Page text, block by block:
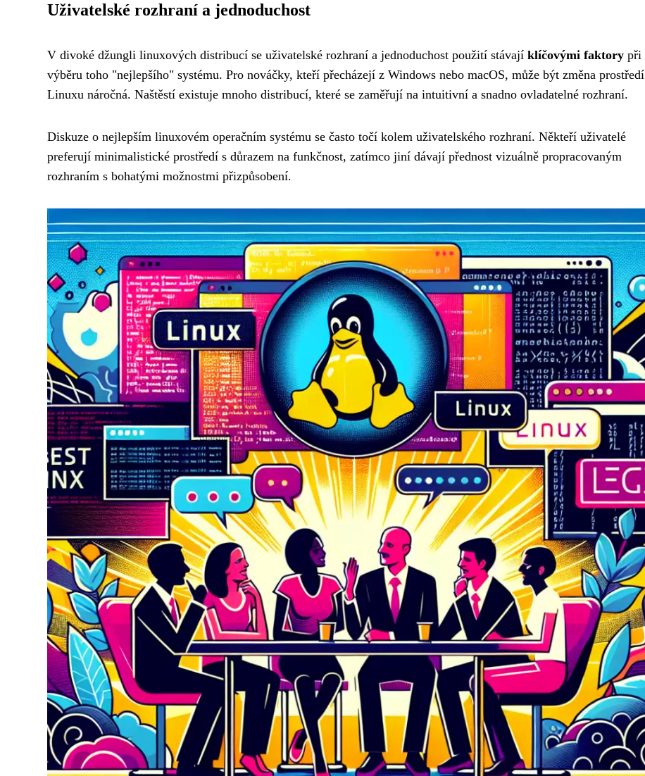
Uživatelské rozhraní a jednoduchost
V divoké džungli linuxových distribucí se uživatelské rozhraní a jednoduchost použití stávají klíčovými faktory při
výběru toho "nejlepšího" systému. Pro nováčky, kteří přecházejí z Windows nebo macOS, může být změna prostředí
Linuxu náročná. Naštěstí existuje mnoho distribucí, které se zaměřují na intuitivní a snadno ovladatelné rozhraní.
Diskuze o nejlepším linuxovém operačním systému se často točí kolem uživatelského rozhraní. Někteří uživatelé
preferují minimalistické prostředí s důrazem na funkčnost, zatímco jiní dávají přednost vizuálně propracovaným
rozhraním s bohatými možnostmi přizpůsobení.